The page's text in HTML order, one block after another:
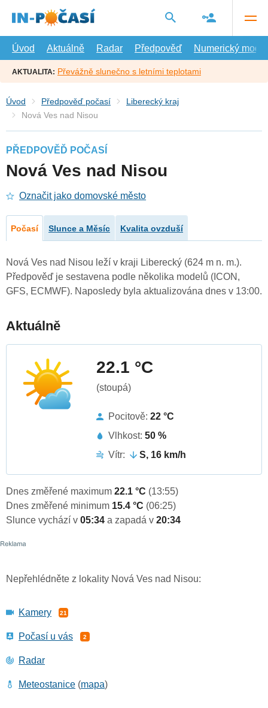
hlavní
Úvod
Aktuálně Radar Předpověď Numerický model
AKTUALITA: Převážně slunečno s letními teplotami
Úvod Předpověď počasí
Liberecký kraj
Nová Ves nad Nisou
PŘEDPOVĚĎ POČASÍ
Nová Ves nad Nisou
Označit jako domovské město
Počasí Slunce a Měsíc Kvalita ovzduší
Nová Ves nad Nisou leží v kraji Liberecký (624 m n. m.).
Předpověď je sestavena podle několika modelů (ICON,
GFS, ECMWF). Naposledy byla aktualizována dnes v 13:00.
Aktuálně
22.1 °C
(stoupá)
Pocitově: 22 °C
Vlhkost: 50 %
Vítr:
S, 16 km/h
Dnes změřené maximum 22.1 °C (13:55)
Dnes změřené minimum 15.4 °C (06:25)
Slunce vychází v 05:34 a zapadá v 20:34
Nepřehlédněte z lokality Nová Ves nad Nisou:
Kamery 21
Počasí u vás 2
Radar
Meteostanice (mapa)